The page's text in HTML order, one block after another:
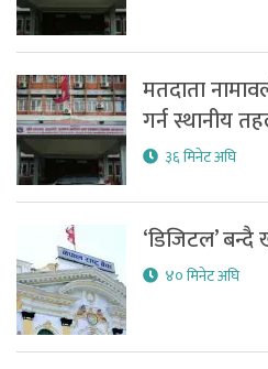
मतदाता
गर्न स्थानीय
३६ मिनेट अघि
‘डिजिटल’
४० मिनेट अघि